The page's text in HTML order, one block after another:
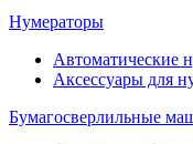
Нумераторы
Автоматические
Аксессуары для
Бумагосверлильные